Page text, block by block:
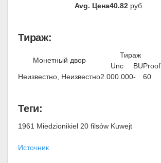
Avg. Цена40.82 руб.
Тираж:
Монетный двор
Тираж
Unc
BUProof
Неизвестно, Неизвестно2.000.000- 60
Теги:
1961 Miedzionikiel 20 filsów Kuwejt
Источник